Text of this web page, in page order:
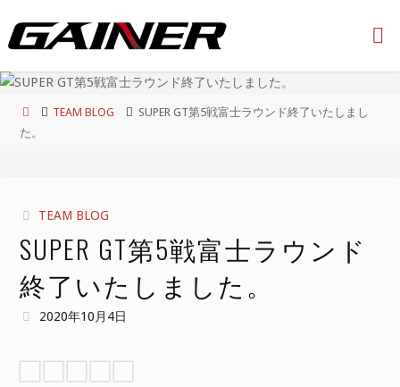
ン
ホ
ー
TEAM BLOG
SUPER GT第5戦富士ラウンド終了いたしまし
た。
TEAM BLOG
SUPER GT第5戦富士ラウンド
終了いたしました。
2020年10月4日